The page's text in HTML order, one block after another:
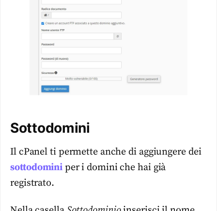
Sottodomini
Il cPanel ti permette anche di aggiungere dei
sottodominiper i domini che hai già
registrato.